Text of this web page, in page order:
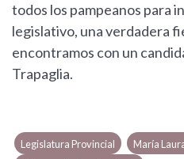
todos los pampeanos para
legislativo, una verdadera
encontramos con un
Trapaglia.
Legislatura Provincial María